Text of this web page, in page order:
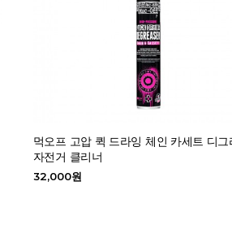
먹오프 고압 퀵 드라잉 체인 카세트 디그
자전거 클리너
32,000원